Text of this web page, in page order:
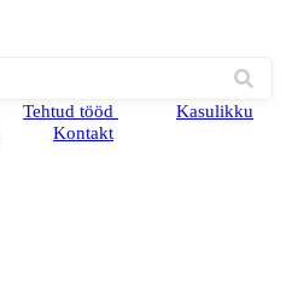
Tehtud tööd
Kasulikku
Kontakt